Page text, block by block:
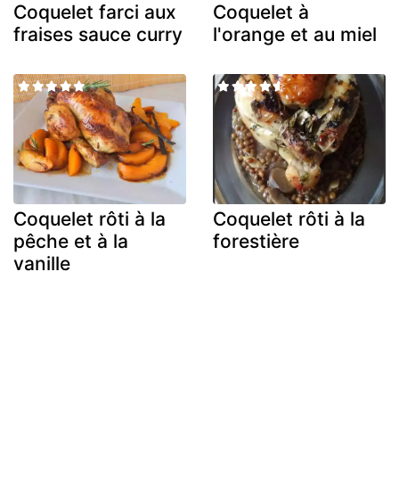
Coquelet farci aux
fraises sauce curry
Coquelet à
l'orange et au miel
Coquelet rôti à la
pêche et à la
vanille
Coquelet rôti à la
forestière